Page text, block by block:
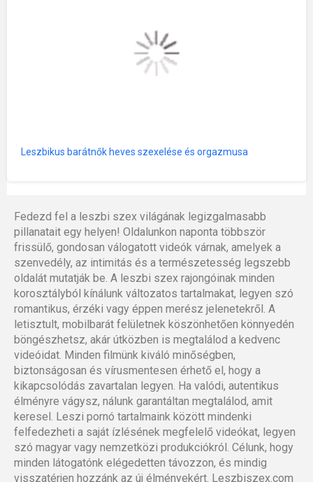
Leszbikus barátnők heves szexelése és orgazmusa
Fedezd fel a leszbi szex világának legizgalmasabb
pillanatait egy helyen! Oldalunkon naponta többször
frissülő, gondosan válogatott videók várnak, amelyek a
szenvedély, az intimitás és a természetesség legszebb
oldalát mutatják be. A leszbi szex rajongóinak minden
korosztályból kínálunk változatos tartalmakat, legyen szó
romantikus, érzéki vagy éppen merész jelenetekről. A
letisztult, mobilbarát felületnek köszönhetően könnyedén
böngészhetsz, akár útközben is megtalálod a kedvenc
videóidat. Minden filmünk kiváló minőségben,
biztonságosan és vírusmentesen érhető el, hogy a
kikapcsolódás zavartalan legyen. Ha valódi, autentikus
élményre vágysz, nálunk garantáltan megtalálod, amit
keresel. Leszi pornó tartalmaink között mindenki
felfedezheti a saját ízlésének megfelelő videókat, legyen
szó magyar vagy nemzetközi produkciókról. Célunk, hogy
minden látogatónk elégedetten távozzon, és mindig
visszatérjen hozzánk az új élményekért. Leszbiszex.com